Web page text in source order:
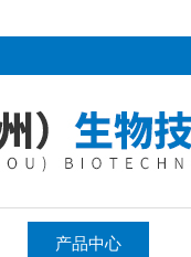
产品中心